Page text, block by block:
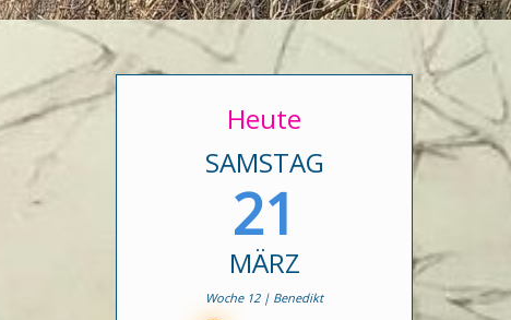
Heute
SAMSTAG
21
MÄRZ
Woche 12 | Benedikt